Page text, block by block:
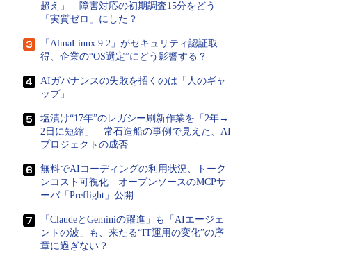
超え」 障害対応の初期調査15分をどう
「実質ゼロ」にした？
「AlmaLinux 9.2」がセキュリティ認証取
得、企業の“OS選定”にどう影響する？
AIガバナンスの失敗を招くのは「人のギャ
ップ」
塩漬け“17年”のレガシー刷新作業を「2年→
2日に短縮」 常石造船の事例で見えた、AI
プロジェクトの成否
無料でAIコーディングの利用状況、トーク
ンコスト可視化 オープンソースのMCPサ
ーバ「Preflight」公開
「ClaudeとGeminiの躍進」も「AIエージェ
ントの波」も、来たる“IT運用の変化”の序
章に過ぎない？